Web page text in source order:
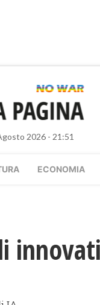
2026 - 21:51
ECONOMIA